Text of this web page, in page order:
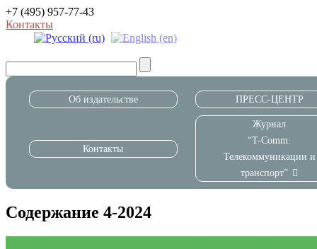
+7 (495) 957-77-43
Контакты
Об издательстве ПРЕСС-ЦЕНТР
Контакты
Журнал
“T-Comm:
Телекоммуникации и
транспорт”
Содержание 4-2024